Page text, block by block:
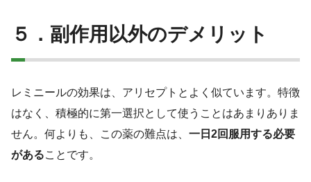
５．副作用以外のデメリット
レミニールの効果は、アリセプトとよく似ています。特徴
はなく、積極的に第一選択として使うことはあまりありま
せん。何よりも、この薬の難点は、 一日2回服用する必要
があることです。